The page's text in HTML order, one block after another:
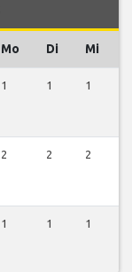
Mo Di Mi
1 1 1
2 2 2
1 1 1